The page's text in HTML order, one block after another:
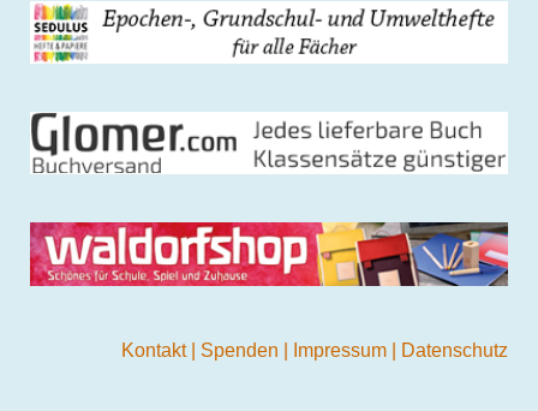
Kontakt Spenden Impressum Datenschutz